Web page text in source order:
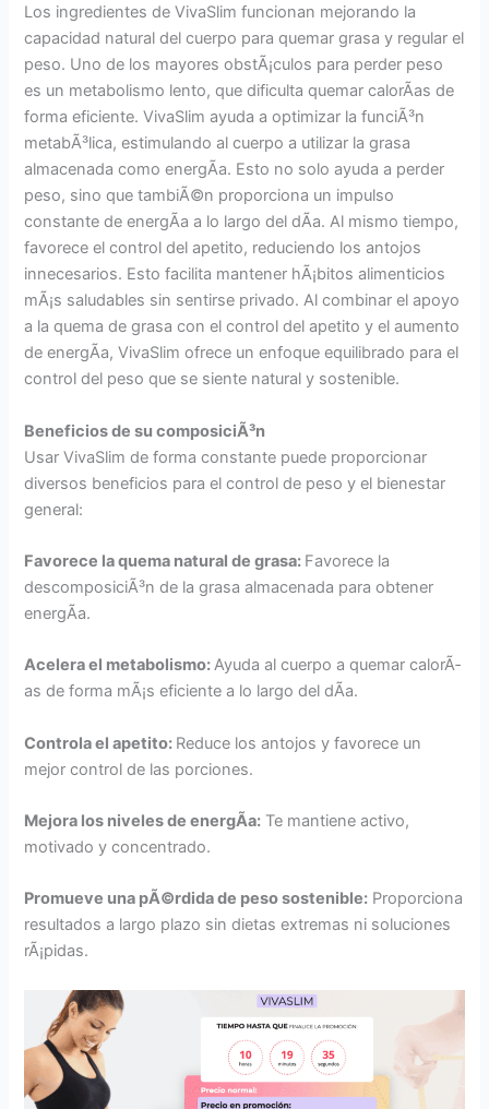
Los ingredientes de VivaSlim funcionan mejorando la
capacidad natural del cuerpo para quemar grasa y regular el
peso. Uno de los mayores obstÃ¡culos para perder peso
es un metabolismo lento, que dificulta quemar calorÃ­as de
forma eficiente. VivaSlim ayuda a optimizar la funciÃ³n
metabÃ³lica, estimulando al cuerpo a utilizar la grasa
almacenada como energÃ­a. Esto no solo ayuda a perder
peso, sino que tambiÃ©n proporciona un impulso
constante de energÃ­a a lo largo del dÃ­a. Al mismo tiempo,
favorece el control del apetito, reduciendo los antojos
innecesarios. Esto facilita mantener hÃ¡bitos alimenticios
mÃ¡s saludables sin sentirse privado. Al combinar el apoyo
a la quema de grasa con el control del apetito y el aumento
de energÃ­a, VivaSlim ofrece un enfoque equilibrado para el
control del peso que se siente natural y sostenible.
Beneficios de su composiciÃ³n
Usar VivaSlim de forma constante puede proporcionar
diversos beneficios para el control de peso y el bienestar
general:
Favorece la quema natural de grasa: Favorece la
descomposiciÃ³n de la grasa almacenada para obtener
energÃ­a.
Acelera el metabolismo:Ayuda al cuerpo a quemar calorÃ­
as de forma mÃ¡s eficiente a lo largo del dÃ­a.
Controla el apetito: Reduce los antojos y favorece un
mejor control de las porciones.
Mejora los niveles de energÃ­a: Te mantiene activo,
motivado y concentrado.
Promueve una pÃ©rdida de peso sostenible: Proporciona
resultados a largo plazo sin dietas extremas ni soluciones
rÃ¡pidas.